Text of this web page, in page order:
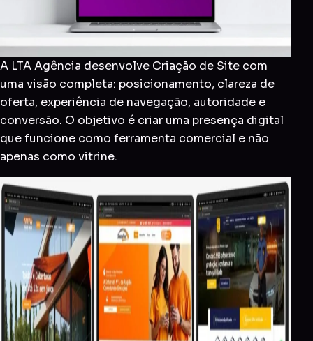
A LTA Agência desenvolve Criação de Site com
uma visão completa: posicionamento, clareza de
oferta, experiência de navegação, autoridade e
conversão. O objetivo é criar uma presença digital
que funcione como ferramenta comercial e não
apenas como vitrine.